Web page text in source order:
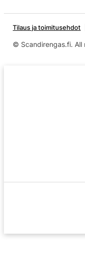
Tilaus ja toimitusehdot
© Scandirengas.fi. All